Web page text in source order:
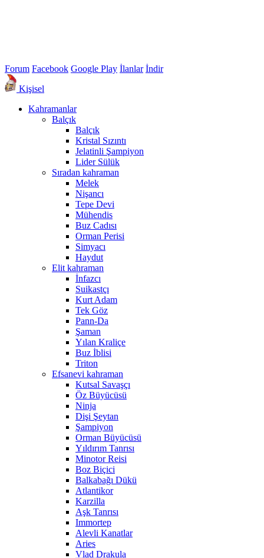
Forum Facebook Google Play İlanlar İndir
Kişisel
Kahramanlar
Balçık
Balçık
Kristal Sızıntı
Jelatinli Şampiyon
Lider Sülük
Sıradan kahraman
Melek
Nişancı
Tepe Devi
Mühendis
Buz Cadısı
Orman Perisi
Simyacı
Haydut
Elit kahraman
İnfazcı
Suikastçı
Kurt Adam
Tek Göz
Pann-Da
Şaman
Yılan Kraliçe
Buz İblisi
Triton
Efsanevi kahraman
Kutsal Savaşçı
Öz Büyücüsü
Ninja
Dişi Şeytan
Şampiyon
Orman Büyücüsü
Yıldırım Tanrısı
Minotor Reisi
Boz Biçici
Balkabağı Dükü
Atlantikor
Karzilla
Aşk Tanrısı
Immortep
Alevli Kanatlar
Aries
Vlad Drakula